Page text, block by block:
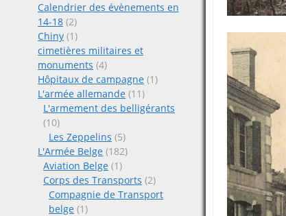
Calendrier des évènements en
14-18 (2)
Chiny (1)
cimetières militaires et
monuments (4)
Hôpitaux de campagne (1)
L'armée allemande (11)
L'armement des belligérants
(10)
Les Zeppelins (5)
L'Armée Belge (182)
Aviation Belge (1)
Corps des Transports (2)
Compagnie de Transport
belge (1)